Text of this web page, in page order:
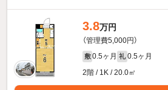
3.8万円
（管理費5,000円）
敷 0.5ヶ月 礼 0.5ヶ月
2階 / 1K / 20.0㎡